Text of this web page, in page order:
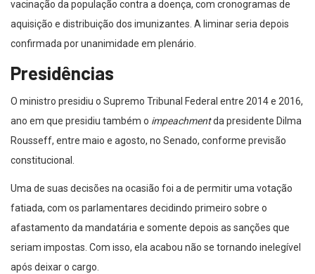
vacinação da população contra a doença, com cronogramas de
aquisição e distribuição dos imunizantes. A liminar seria depois
confirmada por unanimidade em plenário.
Presidências
O ministro presidiu o Supremo Tribunal Federal entre 2014 e 2016,
ano em que presidiu também o impeachmentda presidente Dilma
Rousseff, entre maio e agosto, no Senado, conforme previsão
constitucional.
Uma de suas decisões na ocasião foi a de permitir uma votação
fatiada, com os parlamentares decidindo primeiro sobre o
afastamento da mandatária e somente depois as sanções que
seriam impostas. Com isso, ela acabou não se tornando inelegível
após deixar o cargo.